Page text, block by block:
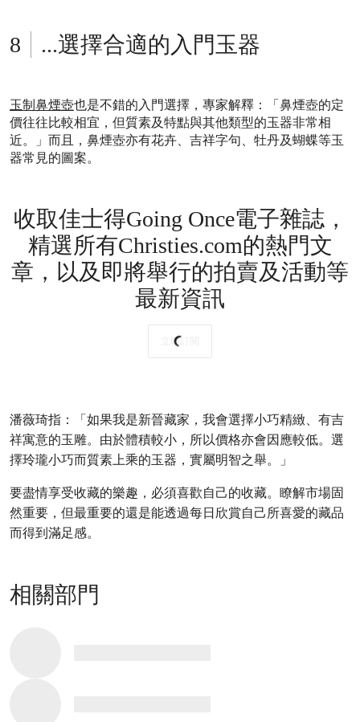
...選擇合適的入門玉器
玉制鼻煙壺也是不錯的入門選擇，專家解釋：「鼻煙壺的定
價往往比較相宜，但質素及特點與其他類型的玉器非常相
近。」而且，鼻煙壺亦有花卉、吉祥字句、牡丹及蝴蝶等玉
器常見的圖案。
收取佳士得Going Once電子雜誌，
精選所有Christies.com的熱門文
章，以及即將舉行的拍賣及活動等
最新資訊
立即訂閱
潘薇琦指：「如果我是新晉藏家，我會選擇小巧精緻、有吉
祥寓意的玉雕。由於體積較小，所以價格亦會因應較低。選
擇玲瓏小巧而質素上乘的玉器，實屬明智之舉。」
要盡情享受收藏的樂趣，必須喜歡自己的收藏。瞭解市場固
然重要，但最重要的還是能透過每日欣賞自己所喜愛的藏品
而得到滿足感。
相關部門